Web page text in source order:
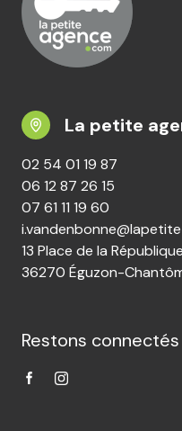
La petite
02 54 01 19 87
06 12 87 26 15
07 61 11 19 60
13 Place de la République
36270 Éguzon-
Restons connectés